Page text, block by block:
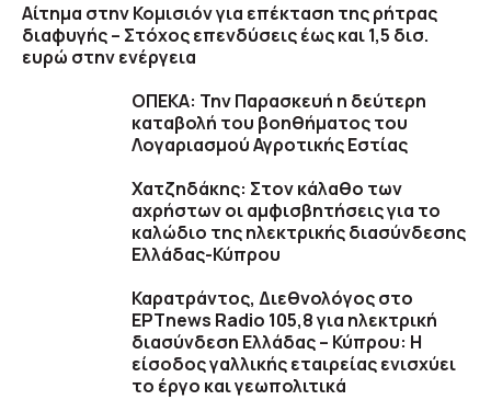
Αίτημα στην Κομισιόν για επέκταση της ρήτρας
διαφυγής – Στόχος επενδύσεις έως και 1,5 δισ.
ευρώ στην ενέργεια
ΟΠΕΚΑ: Την Παρασκευή η δεύτερη
καταβολή του βοηθήματος του
Λογαριασμού Αγροτικής Εστίας
Χατζηδάκης: Στον κάλαθο των
αχρήστων οι αμφισβητήσεις για το
καλώδιο της ηλεκτρικής διασύνδεσης
Ελλάδας-Κύπρου
Καρατράντος, Διεθνολόγος στο
ΕΡΤnews Radio 105,8 για ηλεκτρική
διασύνδεση Ελλάδας – Κύπρου: Η
είσοδος γαλλικής εταιρείας ενισχύει
το έργο και γεωπολιτικά